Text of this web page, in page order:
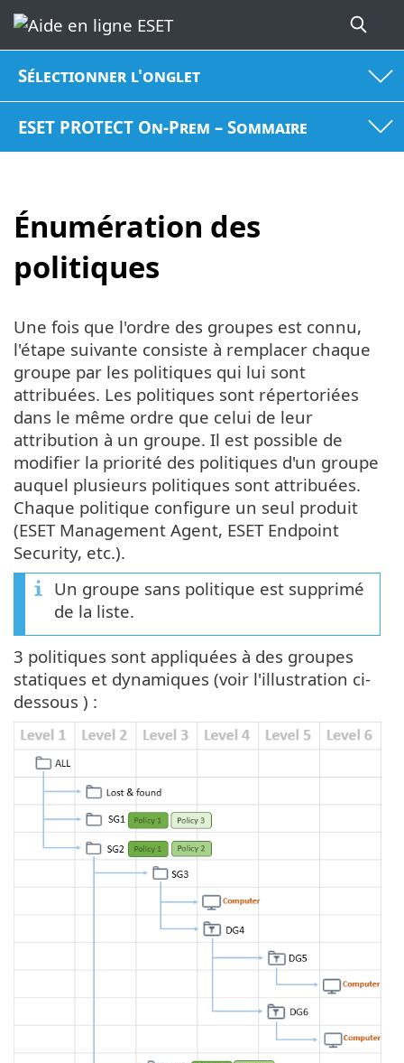
Sélectionner l'onglet
ESET PROTECT On-Prem – Sommaire
Énumération des
politiques
Une fois que l'ordre des groupes est connu,
l'étape suivante consiste à remplacer chaque
groupe par les politiques qui lui sont
attribuées. Les politiques sont répertoriées
dans le même ordre que celui de leur
attribution à un groupe. Il est possible de
modifier la priorité des politiques d'un groupe
auquel plusieurs politiques sont attribuées.
Chaque politique configure un seul produit
(ESET Management Agent, ESET Endpoint
Security, etc.).
Un groupe sans politique est supprimé
de la liste.
3 politiques sont appliquées à des groupes
statiques et dynamiques (voir l'illustration ci-
dessous ) :